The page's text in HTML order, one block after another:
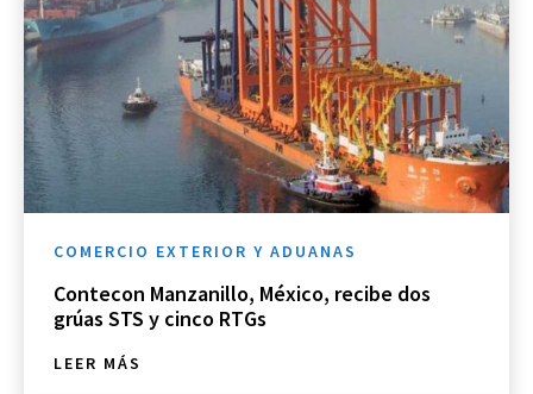
COMERCIO EXTERIOR Y ADUANAS
Contecon Manzanillo, México, recibe dos
grúas STS y cinco RTGs
LEER MÁS